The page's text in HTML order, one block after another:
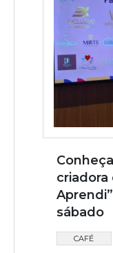
criadora
sábado
CAFÉ